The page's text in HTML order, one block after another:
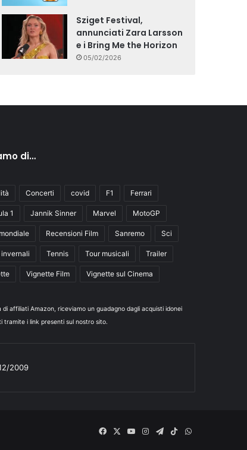
Sziget Festival,
annunciati Zara Larsson
e i Bring Me the Horizon
05/02/2026
di…
Concerti covid F1 Ferrari
1 Jannik Sinner Marvel MotoGP
Recensioni Film Sanremo Sci
Tennis Tour musicali Trailer
Vignette Film Vignette sul Cinema
di affiliati Amazon, riceviamo un guadagno dagli acquisti idonei
tramite i link presenti sul nostro sito.
2009
Facebook
X
YouInstagram
Telegram
TikTokWhatsApp